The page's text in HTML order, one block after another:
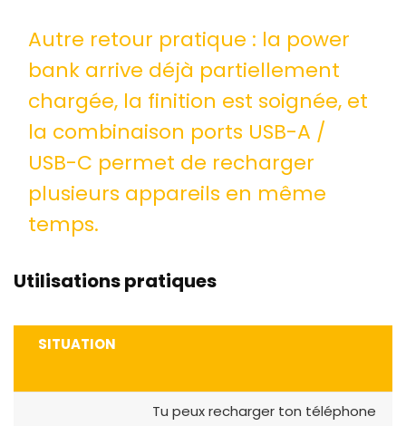
Autre retour pratique : la power
bank arrive déjà partiellement
chargée, la finition est soignée, et
la combinaison ports USB-A /
USB-C permet de recharger
plusieurs appareils en même
temps.
Utilisations pratiques
SITUATION
Tu peux recharger ton téléphone